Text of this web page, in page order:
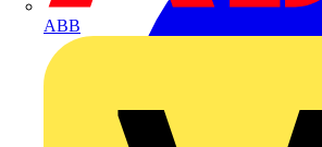
ABB